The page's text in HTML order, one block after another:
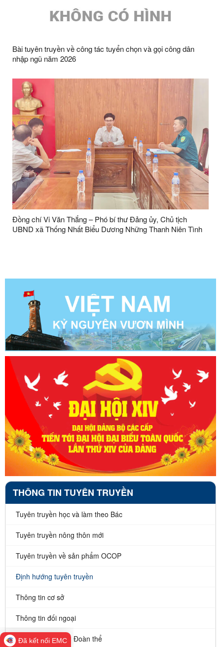
Bài tuyên truyền về công tác tuyển chọn và gọi công dân
nhập ngũ năm 2026
Đồng chí Vi Văn Thắng – Phó bí thư Đảng ủy, Chủ tịch
UBND xã Thống Nhất Biểu Dương Những Thanh Niên Tình
THÔNG TIN TUYÊN TRUYỀN
Tuyên truyền học và làm theo Bác
Tuyên truyền nông thôn mới
Tuyên truyền về sản phẩm OCOP
Định hướng tuyên truyền
Thông tin cơ sở
Thông tin đối ngoại
Hoạt động Đảng - Đoàn thể
Đã kết nối EMC